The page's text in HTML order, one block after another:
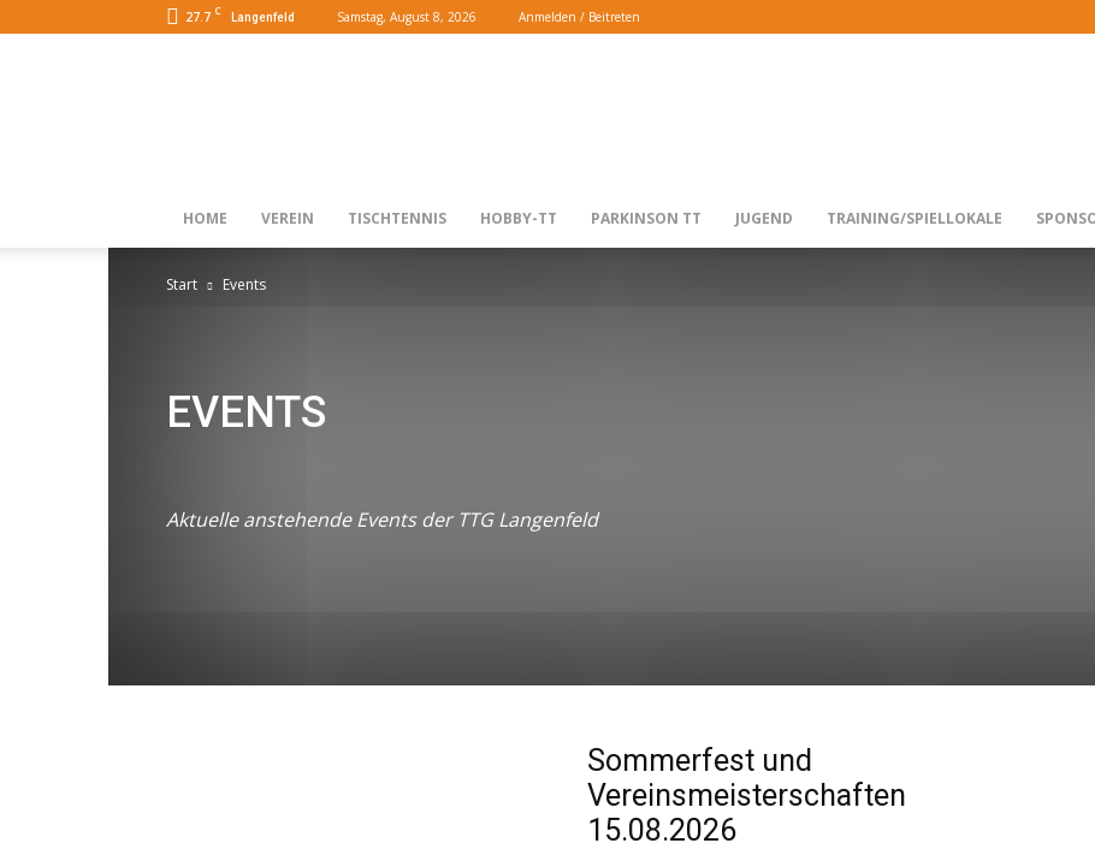
27.7 C
Langenfeld Samstag, August 8, 2026 Anmelden / Beitreten
HOME VEREIN TISCHTENNIS HOBBY-TT PARKINSON TT JUGEND TRAINING/SPIELLOKALE
Start Events
EVENTS
Aktuelle anstehende Events der TTG Langenfeld
Sommerfest und
Vereinsmeisterschaften
15.08.2026